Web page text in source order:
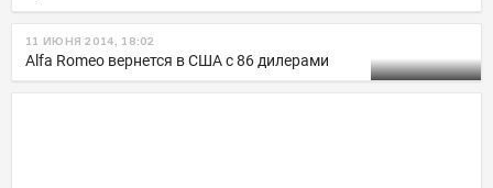
11 ИЮНЯ 2014, 18:02
Alfa Romeo вернется в США с 86 дилерами